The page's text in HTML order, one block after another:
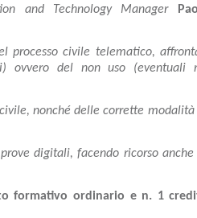
and Technology Manager
processo civile telematico,
ovvero del non uso (eventuali
nonché delle corrette modalità
digitali, facendo ricorso
formativo ordinario e n. 1